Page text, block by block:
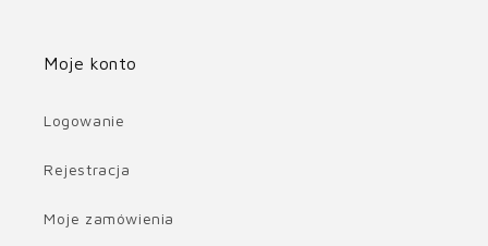
Moje konto
Logowanie
Rejestracja
Moje zamówienia